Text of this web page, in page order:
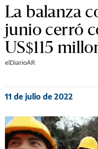
La balanza
junio cerró
US$115
elDiarioAR
11 de julio de 2022